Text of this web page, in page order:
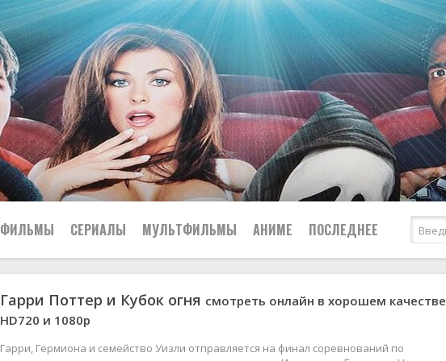
ФИЛЬМЫ
Все
2024
Криминал
Приключения
СЕРИАЛЫ МУЛЬТФИЛЬМЫ АНИМЕ ПОСЛЕДНЕЕ
Все
Гарри Поттер и Кубок огня смотреть онлайн в хорошем качестве
HD720 и 1080p
Гарри, Гермиона и семейство Уизли отправляется на финал соревнований по